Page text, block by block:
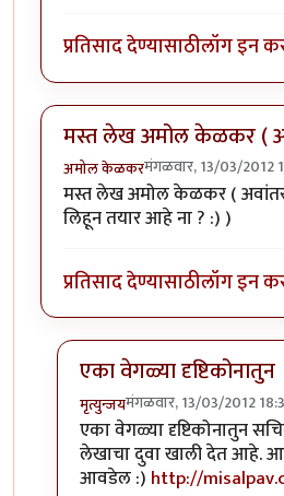
प्रतिसाद देण्यासाठीलॉग इन
मस्त लेख अमोल केळकर (
अमोल केळकरमंगळवार, 13/03/2012
मस्त लेख अमोल केळकर (
लिहून तयार आहे ना ? :) )
प्रतिसाद देण्यासाठीलॉग इन
एका वेगळ्या दृष्टिकोनातुन
मृत्युन्जयमंगळवार, 13/03/2012
In reply toमस्त लेख अमोल
एका वेगळ्या दृष्टिकोनातुन
लेखाचा दुवा खाली देत आहे.
आवडेल :) http://